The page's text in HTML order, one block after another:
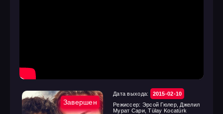
Завершен
Дата выхода:
2015-02-10
Режиссер: Эрсой Гюлер, Джелил
Мурат Сари, Tülay Kocatürk